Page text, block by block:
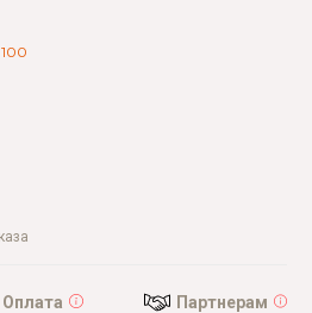
Оплата Партнерам